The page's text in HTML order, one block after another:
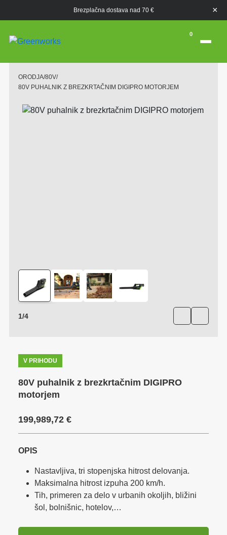
Brezplačna dostava nad 70 € ×
0
ORODJA/80V/
80V PUHALNIK Z BREZKRTAČNIM DIGIPRO MOTORJEM
1/4
V PRIHODU
80V puhalnik z brezkrtačnim DIGIPRO
motorjem
199,989,72 €
OPIS
Nastavljiva, tri stopenjska hitrost delovanja.
Maksimalna hitrost izpuha 200 km/h.
Tih, primeren za delo v urbanih okoljih, bližini
šol, bolnišnic, hotelov,…